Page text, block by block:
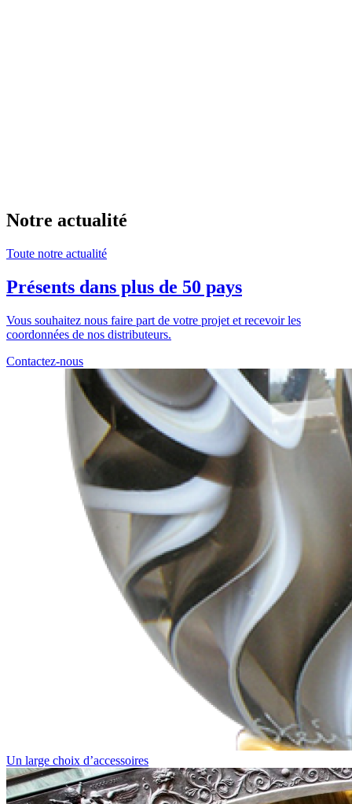
Notre actualité
Toute notre actualité
Présents dans plus de 50 pays
Vous souhaitez nous faire part de votre projet et recevoir les
coordonnées de nos distributeurs.
Contactez-nous
Un large choix d’accessoires